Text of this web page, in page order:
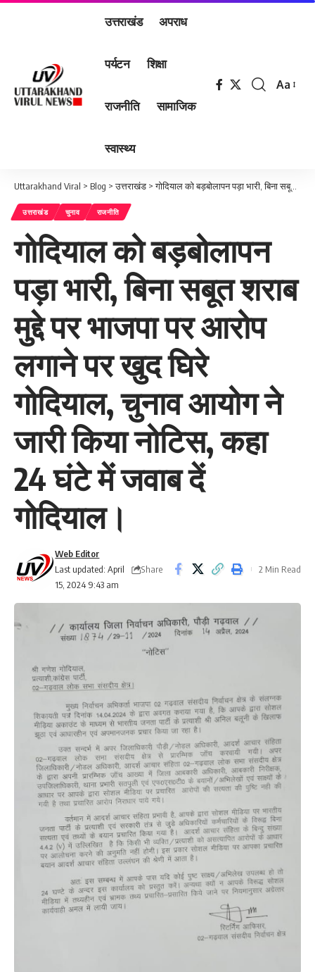
उत्तराखंड अपराध
पर्यटन शिक्षा
राजनीति सामाजिक
स्वास्थ्य
Font
Aa
Uttarakhand Viral > Blog >उत्तराखंड >गोदियाल को बड़बोलापन पड़ा भारी, बिना सबूत शराब मुद्दे पर भाजपा पर आरोप लगाने पर खुद घिरे गोदियाल, चुनाव आयोग ने जारी किया नोटिस, कहा 24 घंटे में जवाब दें गोदियाल।
उत्तराखंड चुनाव राजनीति
गोदियाल को बड़बोलापन
पड़ा भारी, बिना सबूत शराब
मुद्दे पर भाजपा पर आरोप
लगाने पर खुद घिरे
गोदियाल, चुनाव आयोग ने
जारी किया नोटिस, कहा
24 घंटे में जवाब दें
गोदियाल।
Last updated: April
15, 2024 9:43 am
Web Editor
Share
2 Min Read